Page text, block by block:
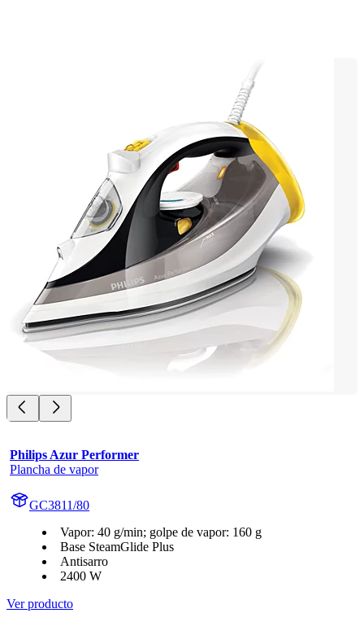
Philips Azur Performer
Plancha de vapor
GC3811/80
Vapor: 40 g/min; golpe de vapor: 160 g
Base SteamGlide Plus
Antisarro
2400 W
Ver producto